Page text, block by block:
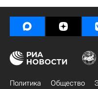
Политика Общество